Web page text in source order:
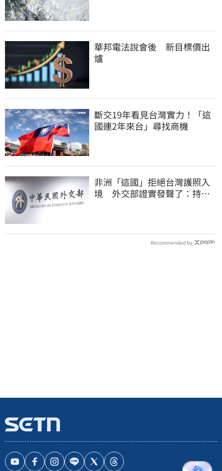
華邦電法說會後 新目標價出
爐
斷交19年看見台灣實力！「這
國連2年來台」尋找商機
非洲「這國」拒絕台灣護照入
境 外交部證實發聲了：持續
Recommended by